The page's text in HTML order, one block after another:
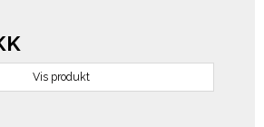
Vis produkt